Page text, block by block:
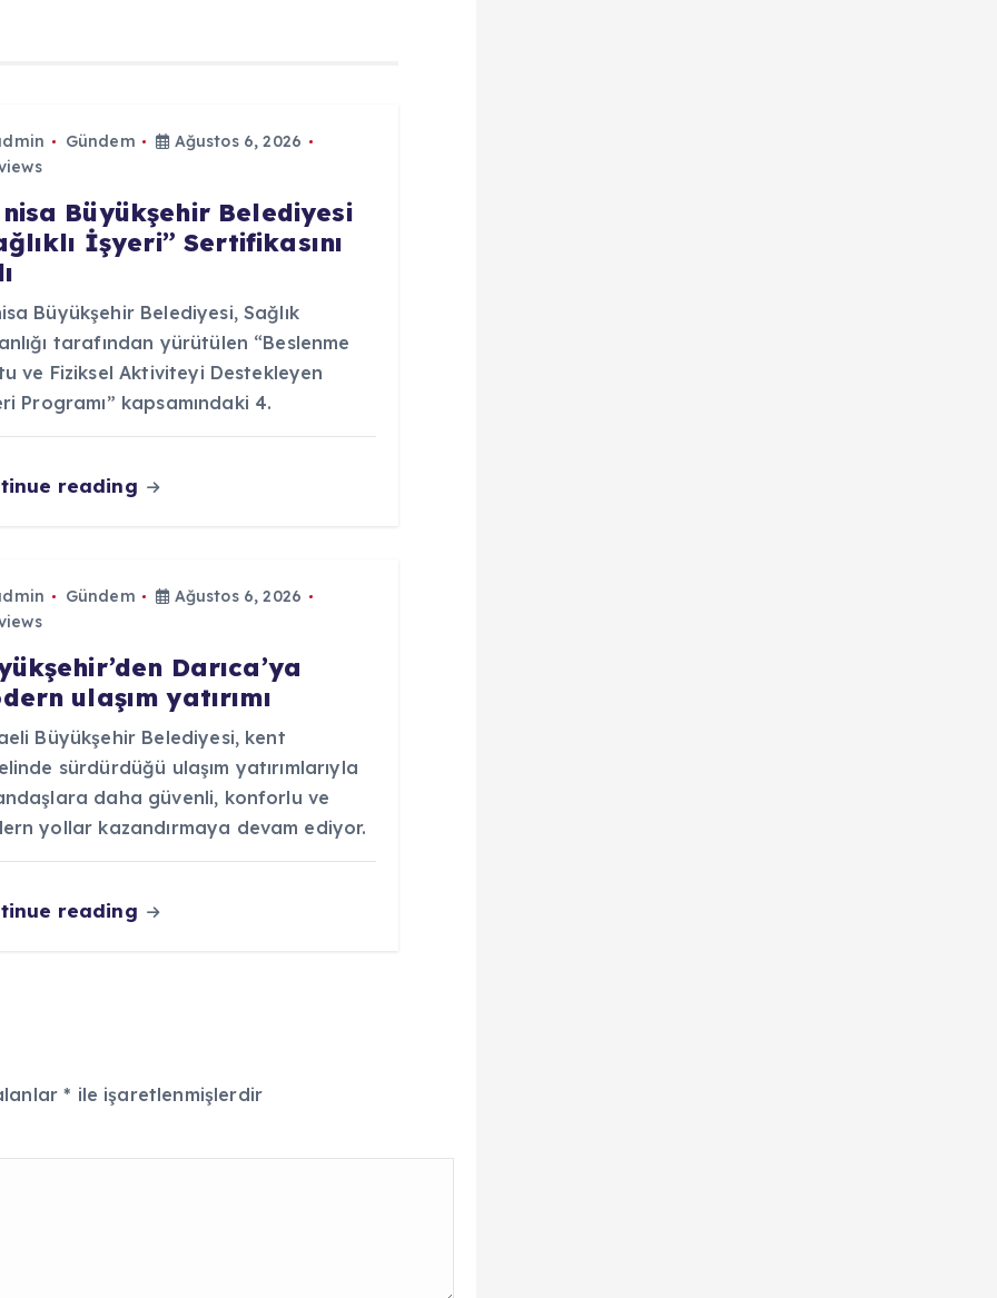
Gündem
Ağustos 6, 2026
Büyükşehir Belediyesi
İşyeri” Sertifikasını
Büyükşehir Belediyesi, Sağlık
tarafından yürütülen “Beslenme
ve Fiziksel Aktiviteyi Destekleyen
Programı” kapsamındaki 4.
reading
Gündem
Ağustos 6, 2026
Darıca’ya
ulaşım yatırımı
Büyükşehir Belediyesi, kent
sürdürdüğü ulaşım yatırımlarıyla
daha güvenli, konforlu ve
yollar kazandırmaya devam ediyor.
reading
* ile işaretlenmişlerdir